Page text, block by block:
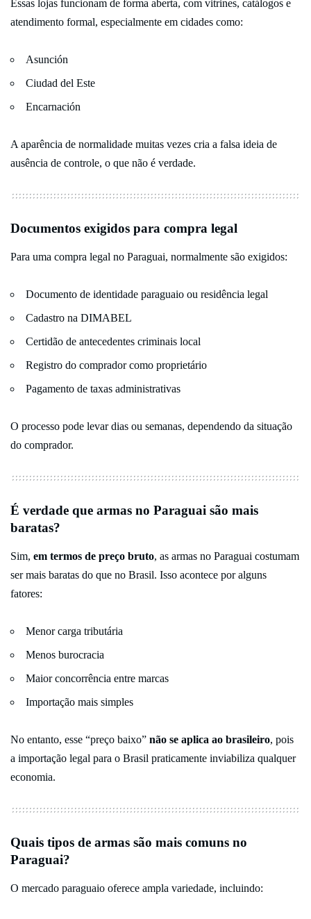
Essas lojas funcionam de forma aberta, com vitrines, catálogos e
atendimento formal, especialmente em cidades como:
Asunción
Ciudad del Este
Encarnación
A aparência de normalidade muitas vezes cria a falsa ideia de
ausência de controle, o que não é verdade.
Documentos exigidos para compra legal
Para uma compra legal no Paraguai, normalmente são exigidos:
Documento de identidade paraguaio ou residência legal
Cadastro na DIMABEL
Certidão de antecedentes criminais local
Registro do comprador como proprietário
Pagamento de taxas administrativas
O processo pode levar dias ou semanas, dependendo da situação
do comprador.
É verdade que armas no Paraguai são mais
baratas?
Sim, em termos de preço bruto, as armas no Paraguai costumam
ser mais baratas do que no Brasil. Isso acontece por alguns
fatores:
Menor carga tributária
Menos burocracia
Maior concorrência entre marcas
Importação mais simples
No entanto, esse “preço baixo” não se aplica ao brasileiro, pois
a importação legal para o Brasil praticamente inviabiliza qualquer
economia.
Quais tipos de armas são mais comuns no
Paraguai?
O mercado paraguaio oferece ampla variedade, incluindo: